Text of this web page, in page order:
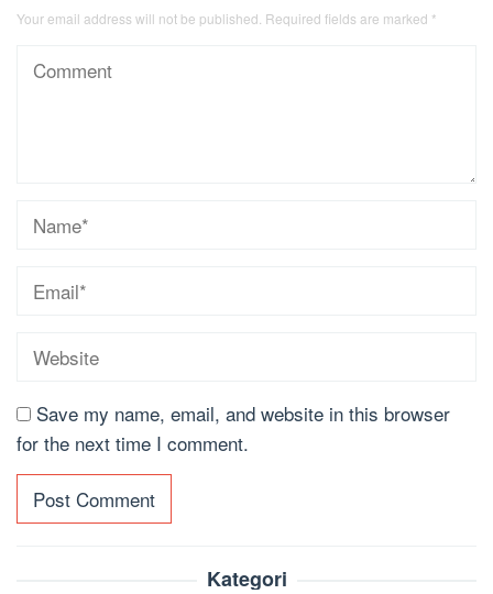
Your email address will not be published. Required fields are marked *
Save my name, email, and website in this browser
for the next time I comment.
Kategori